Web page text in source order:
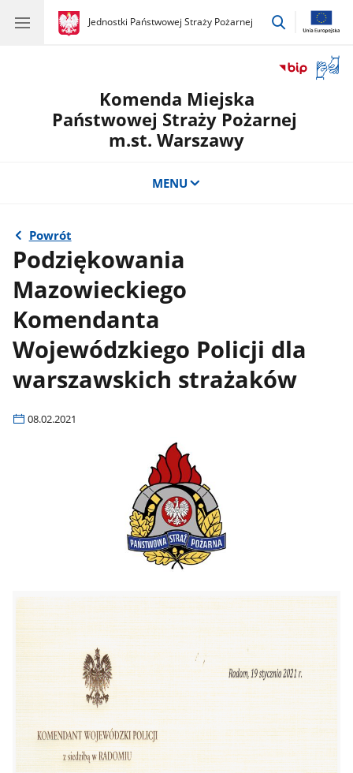
gov.pl
Jednostki Państwowej Straży Pożarnej
gov.pl
Jednostki
przejdź
okno
Komenda Miejska
Państwowej Straży Pożarnej
m.st. Warszawy
MENU
Powrót
Podziękowania
Mazowieckiego
Komendanta
Wojewódzkiego Policji dla
warszawskich strażaków
08.02.2021